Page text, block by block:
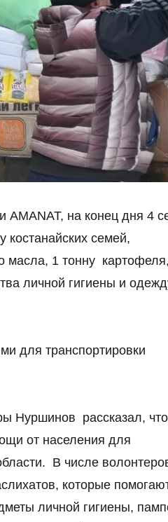
на конец дня 4
семей,
масла, 1 тонну
личной гигиены и
для транспортировки
Нуршинов рассказал,
от населения для
В числе
которые
личной гигиены,